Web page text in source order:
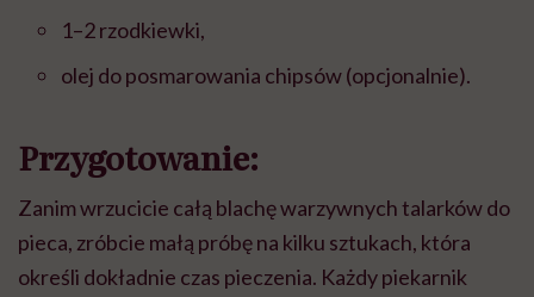
1–2 rzodkiewki,
olej do posmarowania chipsów (opcjonalnie).
Przygotowanie:
Zanim wrzucicie całą blachę warzywnych talarków do
pieca, zróbcie małą próbę na kilku sztukach, która
określi dokładnie czas pieczenia. Każdy piekarnik